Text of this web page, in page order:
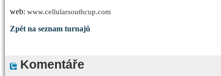
web: www.cellularsouthcup.com
Zpět na seznam turnajů
Komentáře